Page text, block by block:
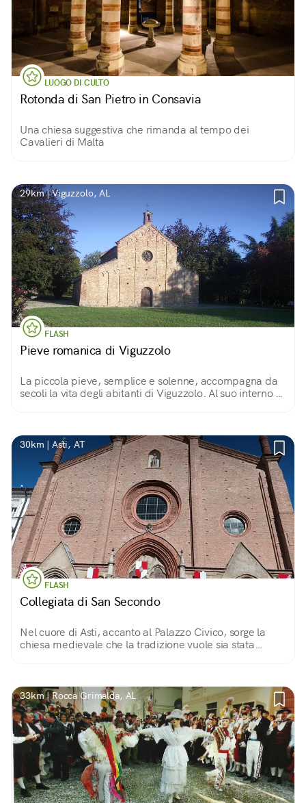
LUOGO DI CULTO
Rotonda di San Pietro in Consavia
Una chiesa suggestiva che rimanda al tempo dei
Cavalieri di Malta
29km | Viguzzolo, AL
FLASH
Pieve romanica di Viguzzolo
La piccola pieve, semplice e solenne, accompagna da
secoli la vita degli abitanti di Viguzzolo. Al suo interno ci
30km | Asti, AT
FLASH
Collegiata di San Secondo
Nel cuore di Asti, accanto al Palazzo Civico, sorge la
chiesa medievale che la tradizione vuole sia stata
33km | Rocca Grimalda, AL